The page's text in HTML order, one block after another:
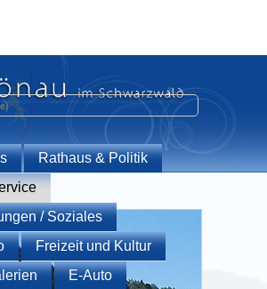
Rathaus & Politik
/ Soziales
Freizeit und Kultur
E-Auto